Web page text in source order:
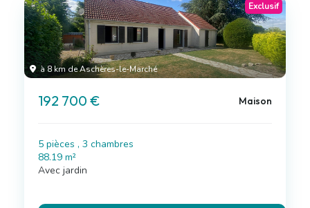
à 8 km de Aschères-le-Marché
Exclusif
192 700 € Maison
5 pièces , 3 chambres
88.19 m²
Avec jardin